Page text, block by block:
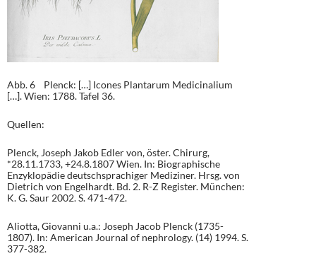
Abb. 6 Plenck: […] Icones Plantarum Medicinalium
[…]. Wien: 1788. Tafel 36.
Quellen:
Plenck, Joseph Jakob Edler von, öster. Chirurg,
*28.11.1733, +24.8.1807 Wien. In: Biographische
Enzyklopädie deutschsprachiger Mediziner. Hrsg. von
Dietrich von Engelhardt. Bd. 2. R-Z Register. München:
K. G. Saur 2002. S. 471-472.
Aliotta, Giovanni u.a.: Joseph Jacob Plenck (1735-
1807). In: American Journal of nephrology. (14) 1994. S.
377-382.